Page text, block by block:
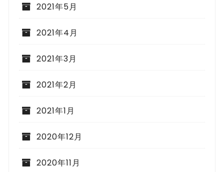
2021年5月
2021年4月
2021年3月
2021年2月
2021年1月
2020年12月
2020年11月